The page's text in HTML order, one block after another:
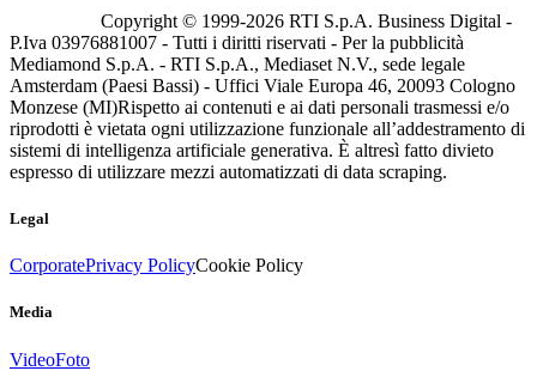
Copyright © 1999-2026 RTI S.p.A. Business Digital -
P.Iva 03976881007 - Tutti i diritti riservati - Per la pubblicità
Mediamond S.p.A. - RTI S.p.A., Mediaset N.V., sede legale
Amsterdam (Paesi Bassi) - Uffici Viale Europa 46, 20093 Cologno
Monzese (MI)Rispetto ai contenuti e ai dati personali trasmessi e/o
riprodotti è vietata ogni utilizzazione funzionale all’addestramento di
sistemi di intelligenza artificiale generativa. È altresì fatto divieto
espresso di utilizzare mezzi automatizzati di data scraping.
Legal
CorporatePrivacy PolicyCookie Policy
Media
VideoFoto